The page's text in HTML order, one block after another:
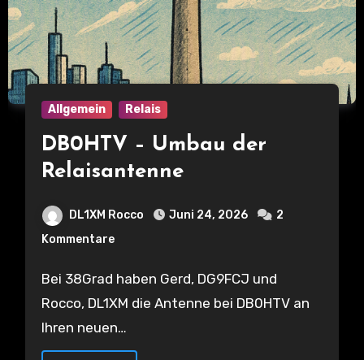
Allgemein Relais
DB0HTV – Umbau der
Relaisantenne
DL1XM Rocco Juni 24, 2026
2
Kommentare
Bei 38Grad haben Gerd, DG9FCJ und
Rocco, DL1XM die Antenne bei DB0HTV an
Ihren neuen…